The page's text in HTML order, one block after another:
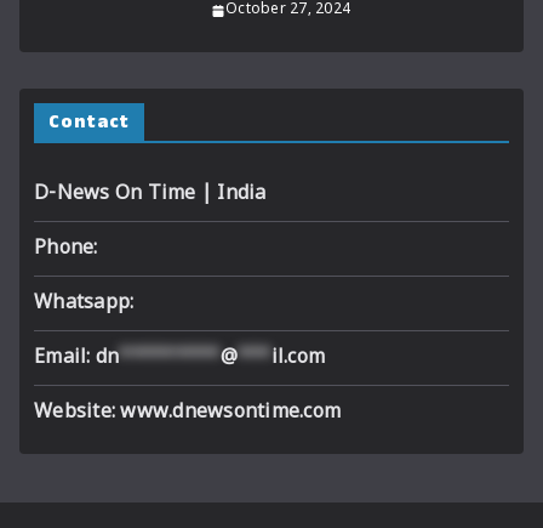
October 27, 2024
Contact
D-News On Time | India
Phone:
Whatsapp:
Email: dn*********@***il.com
Website: www.dnewsontime.com